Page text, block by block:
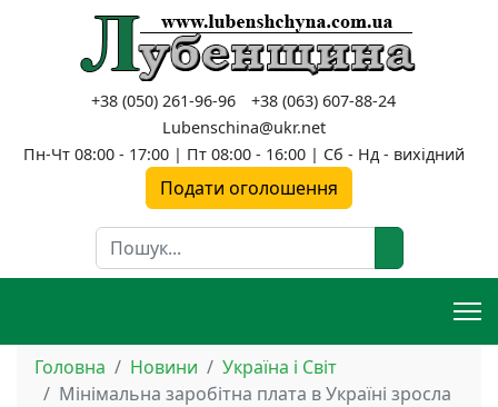
+38 (050) 261-96-96
+38 (063) 607-88-24
Lubenschina@ukr.net
Пн-Чт 08:00 - 17:00 | Пт 08:00 - 16:00 | Сб - Нд - вихідний
Подати оголошення
Пошук
Головна Новини
Україна і Світ
Мінімальна заробітна плата в Україні зросла